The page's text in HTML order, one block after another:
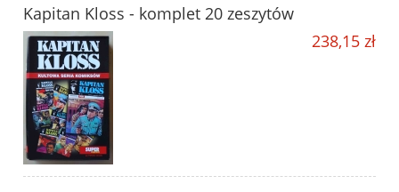
Kapitan Kloss - komplet 20 zeszytów
238,15 zł